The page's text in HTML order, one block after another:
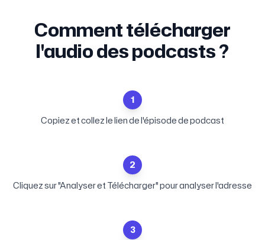
Comment télécharger
l'audio des podcasts ?
1
Copiez et collez le lien de l'épisode de podcast
2
Cliquez sur "Analyser et Télécharger" pour analyser l'adresse
3